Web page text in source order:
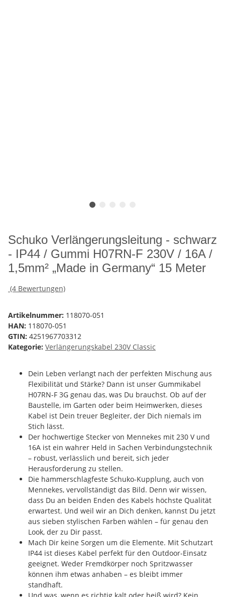
Schuko Verlängerungsleitung - schwarz
- IP44 / Gummi H07RN-F 230V / 16A /
1,5mm² „Made in Germany“ 15 Meter
(4 Bewertungen)
Artikelnummer: 118070-051
HAN: 118070-051
GTIN: 4251967703312
Kategorie: Verlängerungskabel 230V Classic
Dein Leben verlangt nach der perfekten Mischung aus
Flexibilität und Stärke? Dann ist unser Gummikabel
H07RN-F 3G genau das, was Du brauchst. Ob auf der
Baustelle, im Garten oder beim Heimwerken, dieses
Kabel ist Dein treuer Begleiter, der Dich niemals im
Stich lässt.
Der hochwertige Stecker von Mennekes mit 230 V und
16A ist ein wahrer Held in Sachen Verbindungstechnik
– robust, verlässlich und bereit, sich jeder
Herausforderung zu stellen.
Die hammerschlagfeste Schuko-Kupplung, auch von
Mennekes, vervollständigt das Bild. Denn wir wissen,
dass Du an beiden Enden des Kabels höchste Qualität
erwartest. Und weil wir an Dich denken, kannst Du jetzt
aus sieben stylischen Farben wählen – für genau den
Look, der zu Dir passt.
Mach Dir keine Sorgen um die Elemente. Mit Schutzart
IP44 ist dieses Kabel perfekt für den Outdoor-Einsatz
geeignet. Weder Fremdkörper noch Spritzwasser
können ihm etwas anhaben – es bleibt immer
standhaft.